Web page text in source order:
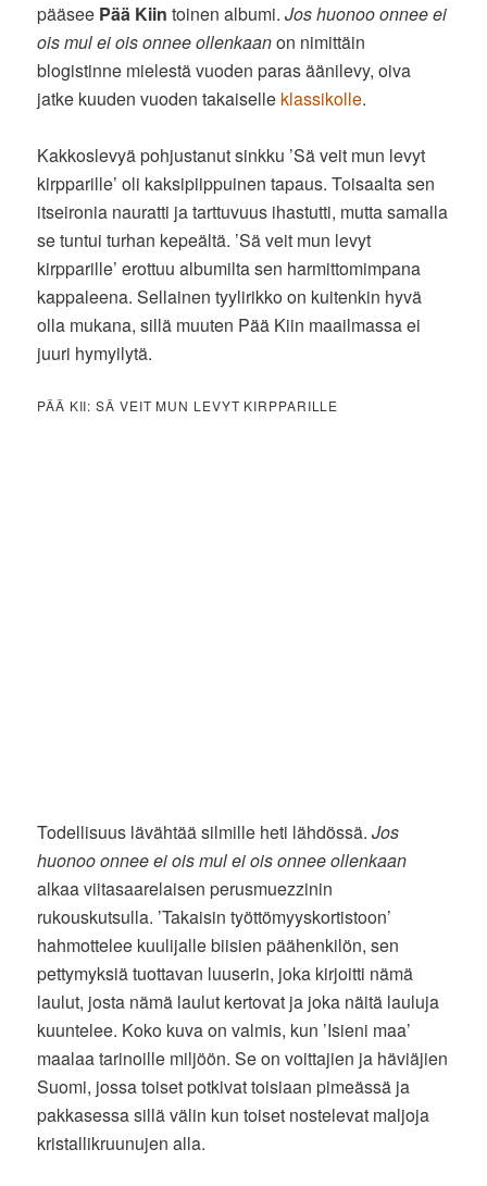
pääsee Pää Kiin toinen albumi.Jos huonoo onnee ei
ois mul ei ois onnee ollenkaanon nimittäin
blogistinne mielestä vuoden paras äänilevy, oiva
jatke kuuden vuoden takaiselle klassikolle.
Kakkoslevyä pohjustanut sinkku ’Sä veit mun levyt
kirpparille’ oli kaksipiippuinen tapaus. Toisaalta sen
itseironia nauratti ja tarttuvuus ihastutti, mutta samalla
se tuntui turhan kepeältä. ’Sä veit mun levyt
kirpparille’ erottuu albumilta sen harmittomimpana
kappaleena. Sellainen tyylirikko on kuitenkin hyvä
olla mukana, sillä muuten Pää Kiin maailmassa ei
juuri hymyilytä.
PÄÄ KII: SÄ VEIT MUN LEVYT KIRPPARILLE
Todellisuus lävähtää silmille heti lähdössä.Jos
huonoo onnee ei ois mul ei ois onnee ollenkaan
alkaa viitasaarelaisen perusmuezzinin
rukouskutsulla. ’Takaisin työttömyyskortistoon’
hahmottelee kuulijalle biisien päähenkilön, sen
pettymyksiä tuottavan luuserin, joka kirjoitti nämä
laulut, josta nämä laulut kertovat ja joka näitä lauluja
kuuntelee. Koko kuva on valmis, kun ’Isieni maa’
maalaa tarinoille miljöön. Se on voittajien ja häviäjien
Suomi, jossa toiset potkivat toisiaan pimeässä ja
pakkasessa sillä välin kun toiset nostelevat maljoja
kristallikruunujen alla.